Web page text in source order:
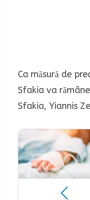
Ca măsură de
Sfakia va
Sfakia, Yiannis